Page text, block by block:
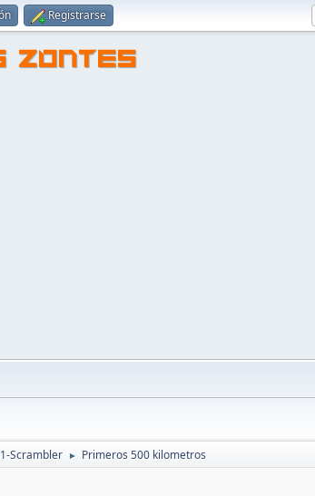
Registrarse
ZONTES
Scrambler ► Primeros 500 kilometros